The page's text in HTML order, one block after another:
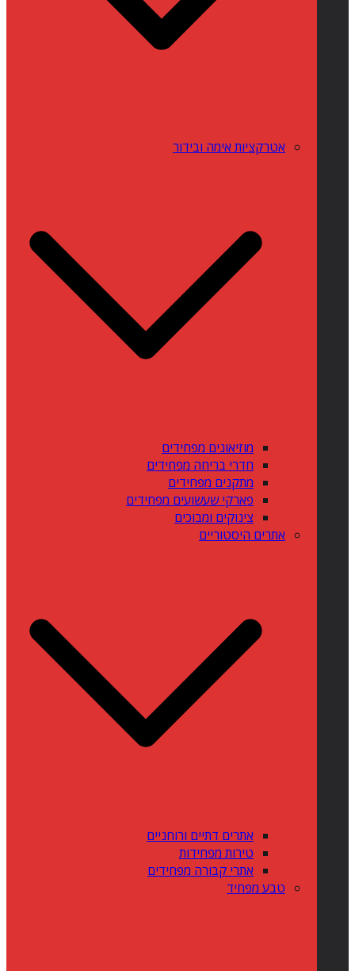
אטרקציות אימה ובידור
מוזיאונים מפחידים
חדרי בריחה מפחידים
מתקנים מפחידים
פארקי שעשועים מפחידים
צינוקים ומבוכים
אתרים היסטוריים
אתרים דתיים ורוחניים
טירות מפחידות
אתרי קבורה מפחידים
טבע מפחיד